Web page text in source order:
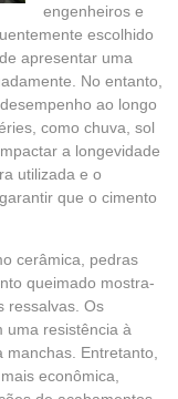
engenheiros e
escolhido
apresentar uma
No entanto,
ao longo
como chuva, sol
a longevidade
utilizada e o
que o cimento
cerâmica, pedras
queimado mostra-
ressalvas. Os
uma resistência à
Entretanto,
econômica,